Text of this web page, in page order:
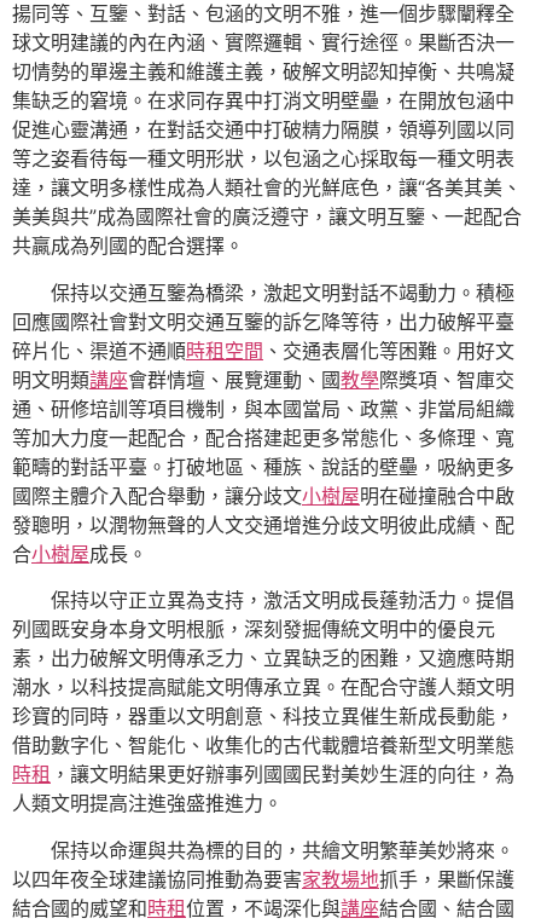
揚同等、互鑒、對話、包涵的文明不雅，進一個步驟闡釋全
球文明建議的內在內涵、實際邏輯、實行途徑。果斷否決一
切情勢的單邊主義和維護主義，破解文明認知掉衡、共鳴凝
集缺乏的窘境。在求同存異中打消文明壁壘，在開放包涵中
促進心靈溝通，在對話交通中打破精力隔膜，領導列國以同
等之姿看待每一種文明形狀，以包涵之心採取每一種文明表
達，讓文明多樣性成為人類社會的光鮮底色，讓“各美其美、
美美與共”成為國際社會的廣泛遵守，讓文明互鑒、一起配合
共贏成為列國的配合選擇。
保持以交通互鑒為橋梁，激起文明對話不竭動力。積極
回應國際社會對文明交通互鑒的訴乞降等待，出力破解平臺
碎片化、渠道不通順時租空間 、交通表層化等困難。用好文
明文明類講座會群情壇、展覽運動、國教學際獎項、智庫交
通、研修培訓等項目機制，與本國當局、政黨、非當局組織
等加大力度一起配合，配合搭建起更多常態化、多條理、寬
範疇的對話平臺。打破地區、種族、說話的壁壘，吸納更多
國際主體介入配合舉動，讓分歧文小樹屋明在碰撞融合中啟
發聰明，以潤物無聲的人文交通增進分歧文明彼此成績、配
合小樹屋成長。
保持以守正立異為支持，激活文明成長蓬勃活力。提倡
列國既安身本身文明根脈，深刻發掘傳統文明中的優良元
素，出力破解文明傳承乏力、立異缺乏的困難，又適應時期
潮水，以科技提高賦能文明傳承立異。在配合守護人類文明
珍寶的同時，器重以文明創意、科技立異催生新成長動能，
借助數字化、智能化、收集化的古代載體培養新型文明業態
時租 ，讓文明結果更好辦事列國國民對美妙生涯的向往，為
人類文明提高注進強盛推進力。
保持以命運與共為標的目的，共繪文明繁華美妙將來。
以四年夜全球建議協同推動為要害家教場地抓手，果斷保護
結合國的威望和時租位置，不竭深化與講座結合國、結合國